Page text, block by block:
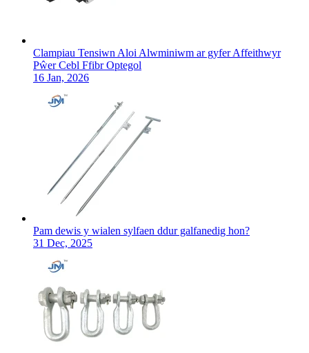
Clampiau Tensiwn Aloi Alwminiwm ar gyfer Affeithwyr
Pŵer Cebl Ffibr Optegol
16 Jan, 2026
Pam dewis y wialen sylfaen ddur galfanedig hon?
31 Dec, 2025